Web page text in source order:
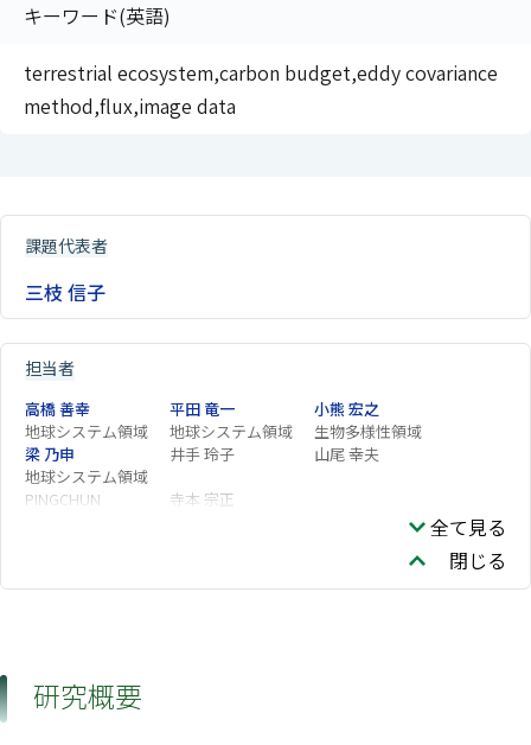
キーワード(英語)
terrestrial ecosystem,carbon budget,eddy covariance
method,flux,image data
課題代表者
三枝 信子
担当者
高橋 善幸
地球システム領域
平田 竜一
地球システム領域
小熊 宏之
生物多様性領域
梁 乃申
地球システム領域
井手 玲子
山尾 幸夫
PINGCHUN
寺本 宗正
全て見る
閉じる
研究概要